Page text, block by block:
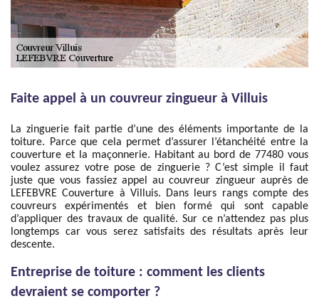
Faite appel à un couvreur zingueur à Villuis
La zinguerie fait partie d’une des éléments importante de la
toiture. Parce que cela permet d’assurer l’étanchéité entre la
couverture et la maçonnerie. Habitant au bord de 77480 vous
voulez assurez votre pose de zinguerie ? C’est simple il faut
juste que vous fassiez appel au couvreur zingueur auprès de
LEFEBVRE Couverture à Villuis. Dans leurs rangs compte des
couvreurs expérimentés et bien formé qui sont capable
d’appliquer des travaux de qualité. Sur ce n’attendez pas plus
longtemps car vous serez satisfaits des résultats après leur
descente.
Entreprise de toiture : comment les clients
devraient se comporter ?